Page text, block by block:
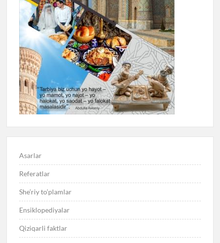
Asarlar
Referatlar
She’riy to’plamlar
Ensiklopediyalar
Qiziqarli faktlar